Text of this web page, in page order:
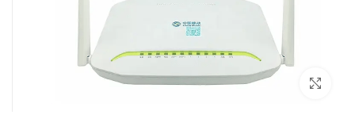
بزرگنمایی تصویر